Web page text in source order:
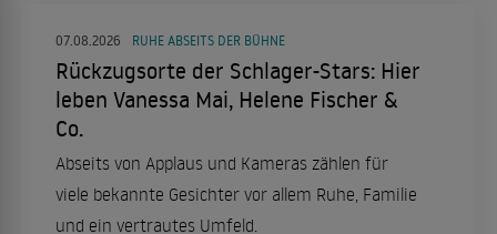
07.08.2026 RUHE ABSEITS DER BÜHNE
Rückzugsorte der Schlager-Stars: Hier
leben Vanessa Mai, Helene Fischer &
Co.
Abseits von Applaus und Kameras zählen für
viele bekannte Gesichter vor allem Ruhe, Familie
und ein vertrautes Umfeld.